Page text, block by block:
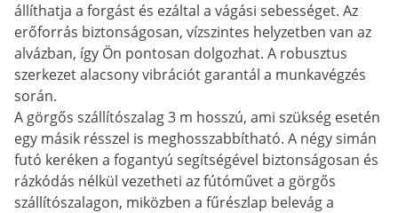
állíthatja a forgást és ezáltal a vágási sebességet. Az
erőforrás biztonságosan, vízszintes helyzetben van az
alvázban, így Ön pontosan dolgozhat. A robusztus
szerkezet alacsony vibrációt garantál a munkavégzés
során.
A görgős szállítószalag 3 m hosszú, ami szükség esetén
egy másik résszel is meghosszabbítható. A négy simán
futó keréken a fogantyú segítségével biztonságosan és
rázkódás nélkül vezetheti az fútóművet a görgős
szállítószalagon, miközben a fűrészlap belevág a